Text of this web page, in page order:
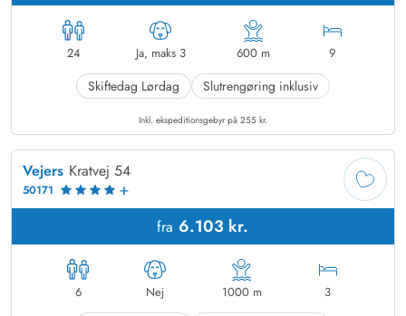
24 Ja, maks 3 600 m 9
Skiftedag Lørdag Slutrengøring inklusiv
Inkl. ekspeditionsgebyr på 255 kr.
Vejers Kratvej 54
50171
fra 6.103 kr.
6 Nej 1000 m 3